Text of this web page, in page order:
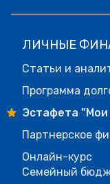
ЛИЧНЫЕ
Статьи и
Программа
Эстафета
Партнерское
Онлайн-курс
Семейный